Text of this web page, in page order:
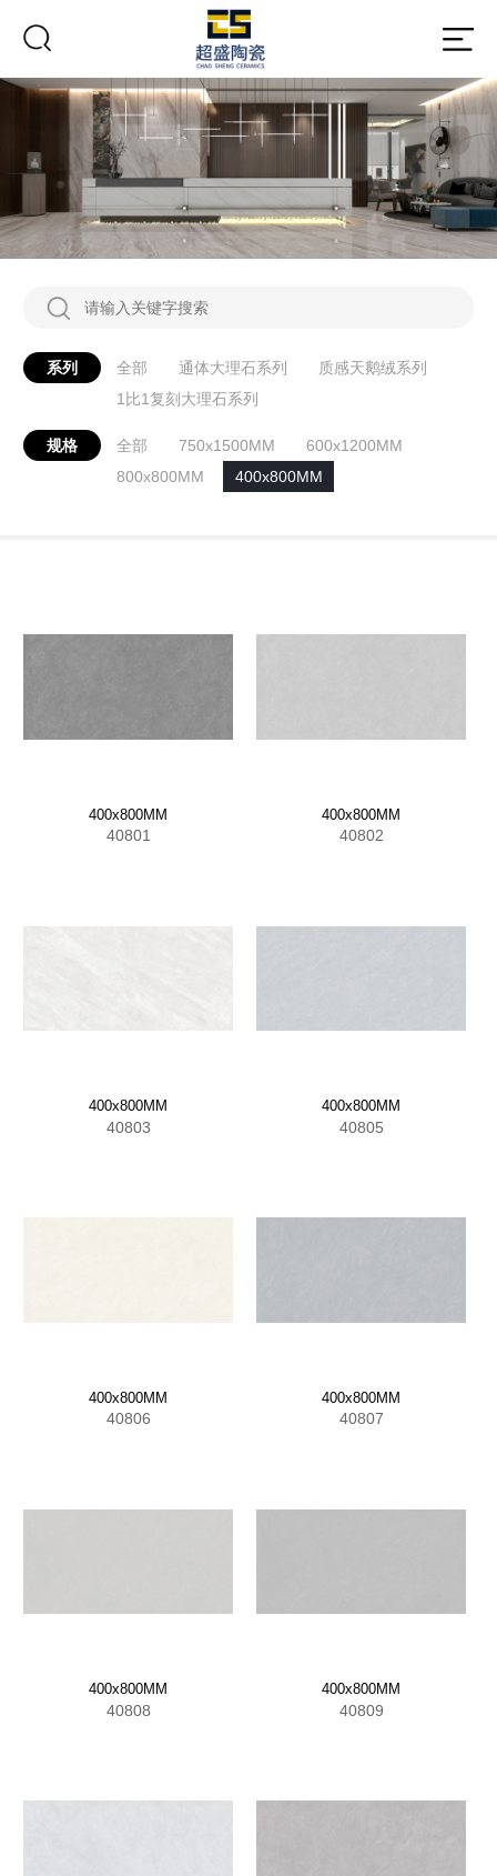
系列 全部 通体大理石系列
质感天鹅绒系列
1比1复刻大理石系列
规格 全部 750x1500MM
600x1200MM
800x800MM
400x800MM
400x800MM
40801
400x800MM
40802
400x800MM
40803
400x800MM
40805
400x800MM
40806
400x800MM
40807
400x800MM
40808
400x800MM
40809